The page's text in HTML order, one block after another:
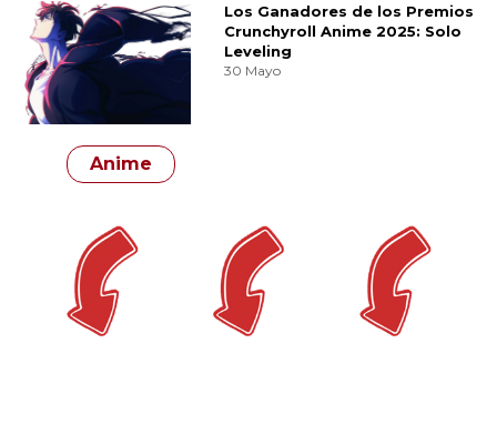
Los Ganadores de los Premios
Crunchyroll Anime 2025: Solo
Leveling
30 Mayo
Anime